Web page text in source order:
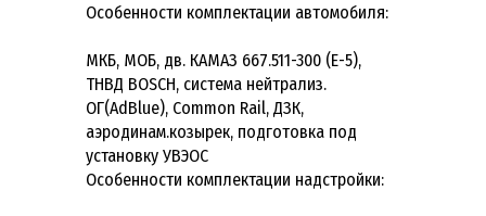
Особенности комплектации автомобиля:
МКБ, МОБ, дв. КАМАЗ 667.511-300 (Е-5),
ТНВД BOSCH, система нейтрализ.
ОГ(AdBlue), Common Rail, ДЗК,
аэродинам.козырек, подготовка под
установку УВЭОС
Особенности комплектации надстройки: